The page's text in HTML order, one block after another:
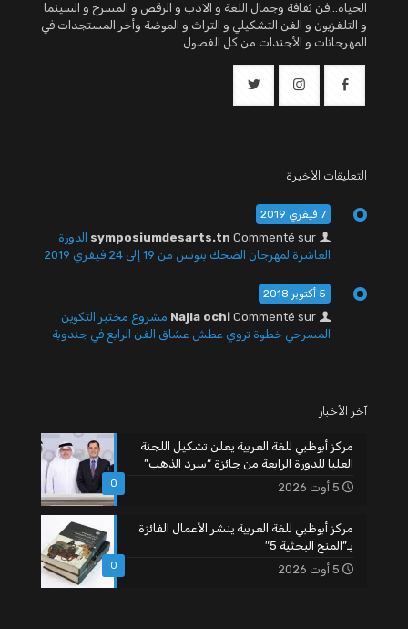
الحياة...فن ثقافة وجمال اللغة و الادب و الرقص و المسرح و السينما
و التلفزيون و الفن التشكيلي و التراث و الموضة وأخر المستجدات في
المهرجانات و الأجندات من كل الفصول.
التعليقات الأخيرة
7 فيفري 2019
symposiumdesarts.tn Commenté sur
الدورة
العاشرة لمهرجان الضحك بتونس من 19 إلى 24 فيفري 2019
5 أكتوبر 2018
Najla ochi Commenté sur
مشروع مختبر التكوين
المسرحي خطوة تروي عطش عشاق الفن الرابع في جندوبة
آخر الأخبار
0
مركز أبوظبي للغة العربية يعلن تشكيل اللجنة
العليا للدورة الرابعة من جائزة “سرد الذهب”
5 أوت 2026
0
مركز أبوظبي للغة العربية ينشر الأعمال الفائزة
بـ”المنح البحثية 5″
5 أوت 2026